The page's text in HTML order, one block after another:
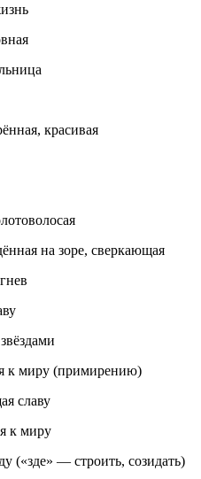
красивая
на зоре, сверкающая
миру (примирению)
славу
к миру
— строить, созидать)